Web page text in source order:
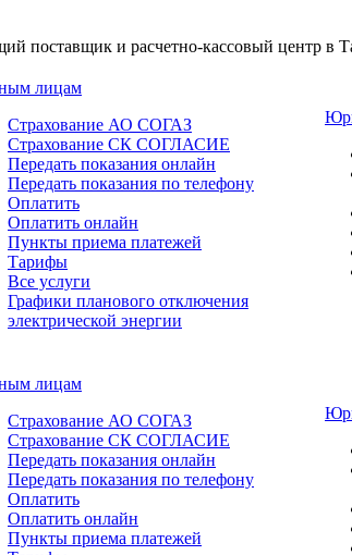
поставщик и расчетно-кассовый центр в
лицам
Страхование АО СОГАЗ
Страхование СК СОГЛАСИЕ
Передать показания онлайн
Передать показания по телефону
Оплатить
Оплатить онлайн
Пункты приема платежей
Тарифы
Все услуги
Графики планового отключения
электрической энергии
лицам
Страхование АО СОГАЗ
Страхование СК СОГЛАСИЕ
Передать показания онлайн
Передать показания по телефону
Оплатить
Оплатить онлайн
Пункты приема платежей